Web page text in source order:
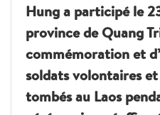
Hung a participé le
province de Quang
commémoration et
soldats volontaires
tombés au Laos